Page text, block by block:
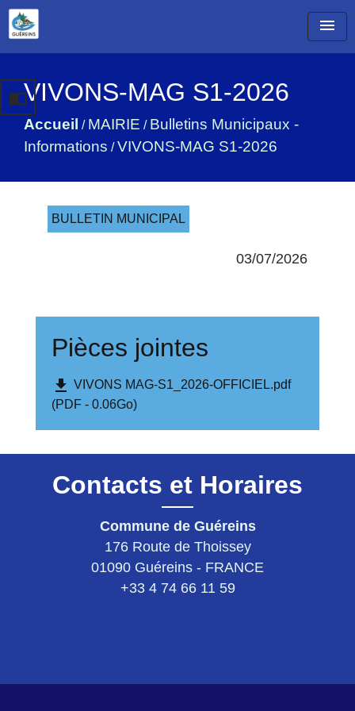
menu
VIVONS-MAG S1-2026
Accueil / MAIRIE / Bulletins Municipaux -
Informations /VIVONS-MAG S1-2026
import_contacts
BULLETIN MUNICIPAL
03/07/2026
Pièces jointes
file_download VIVONS MAG-S1_2026-OFFICIEL.pdf
(PDF - 0.06Go)
Contacts et Horaires
Commune de Guéreins
176 Route de Thoissey
01090 Guéreins - FRANCE
+33 4 74 66 11 59